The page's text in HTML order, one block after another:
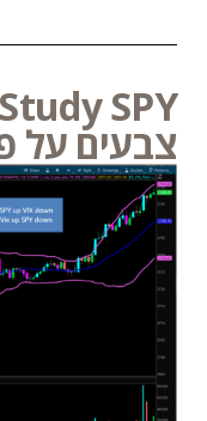
צבעים על